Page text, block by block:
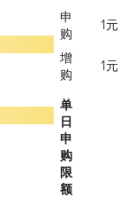
申
购
1元
增
购
1元
单
日
申
购
限
额